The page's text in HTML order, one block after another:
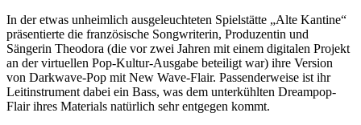
In der etwas unheimlich ausgeleuchteten Spielstätte „Alte Kantine“
präsentierte die französische Songwriterin, Produzentin und
Sängerin Theodora (die vor zwei Jahren mit einem digitalen Projekt
an der virtuellen Pop-Kultur-Ausgabe beteiligt war) ihre Version
von Darkwave-Pop mit New Wave-Flair. Passenderweise ist ihr
Leitinstrument dabei ein Bass, was dem unterkühlten Dreampop-
Flair ihres Materials natürlich sehr entgegen kommt.